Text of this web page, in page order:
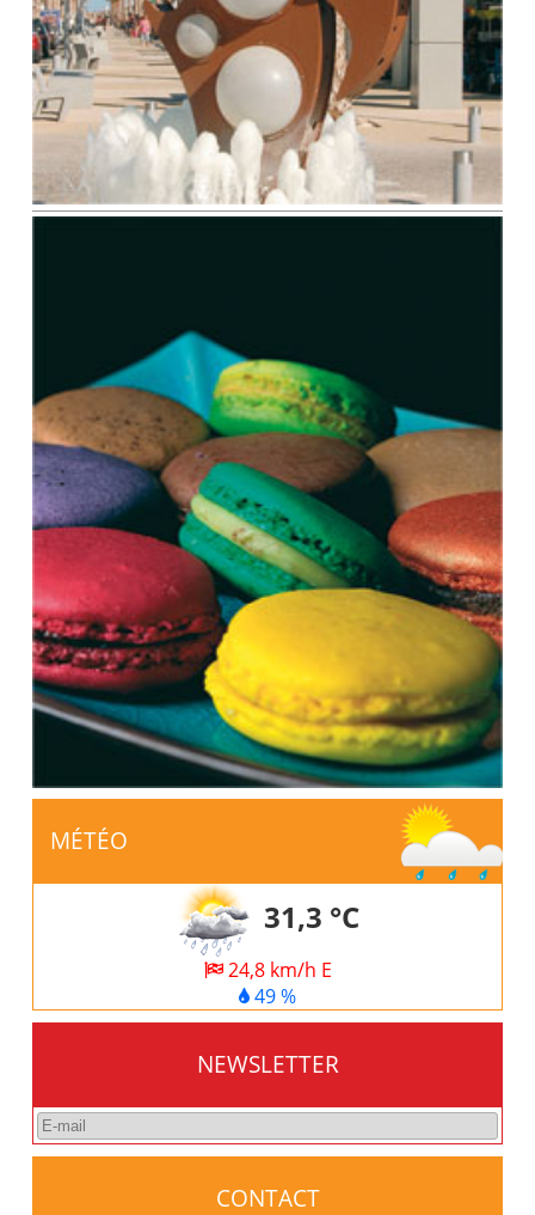
MÉTÉO
31,3 °C
24,8 km/h E
49 %
NEWSLETTER
CONTACT